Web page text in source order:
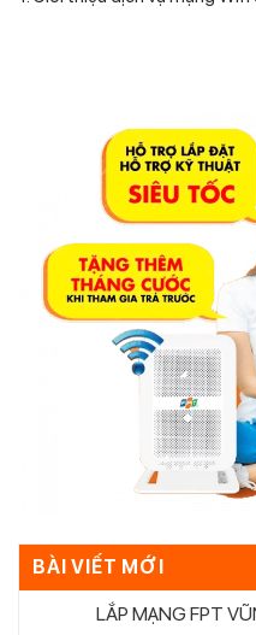
BÀI VIẾT MỚI
LẮP MẠNG FPT